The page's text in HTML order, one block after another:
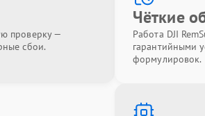
проверку —
сбои.
Чёткие
Работа DJI
гарантийными
формулировок.